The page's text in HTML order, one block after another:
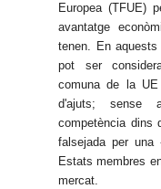
Europea (TFUE)
avantatge
tenen. En
pot ser
comuna de la UE
d'ajuts; sense
competència dins
falsejada per una
Estats membres
mercat.